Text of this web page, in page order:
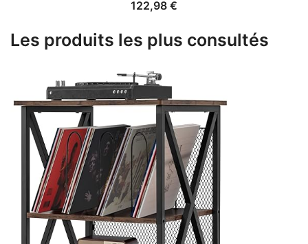
122,98 €
Les produits les plus consultés